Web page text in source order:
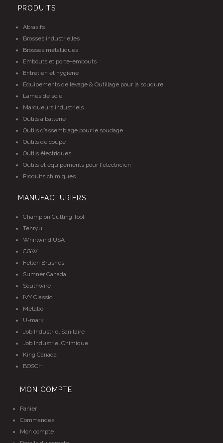
PRODUITS
Abrasifs
Brosses industrielles
Brosses métalliques
Embouts et porte-embouts
Entretien et hygiène
Équipements de levage & Outillage pour la soudure
Lames de scie
Marqueurs industriels
Outils à batterie
Outils d’assemblage pour le soudage
Outils de coupe
Outils électriques
Outils et équipements pour l'électricien
Produits chimiques
MANUFACTURIERS
Champion Cutting Tool
Tenryu
Whirlwind USA
CGW
Felton Brushes
Sumner Canada
Southwire
IVY Classic
Metabo
U-mark
Job Industriel Sanitaire
Job Industriel Chimique
King Canada
BOSCH
MON COMPTE
Panier
Commandes
Mon compte